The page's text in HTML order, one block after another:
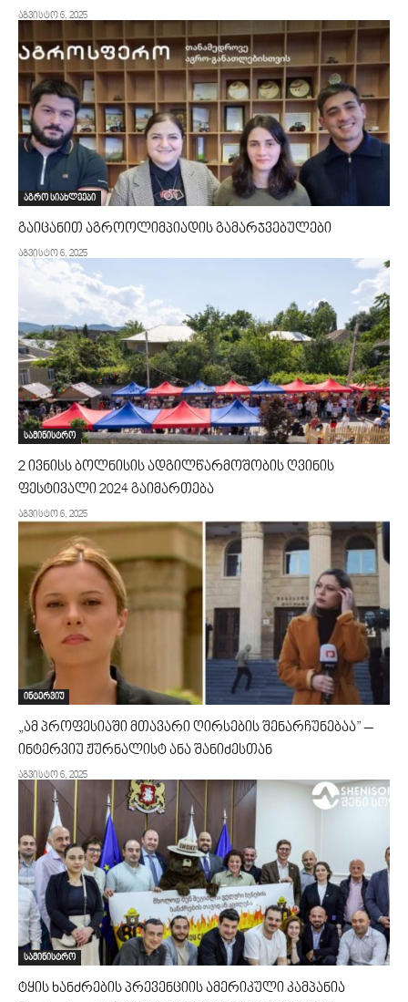
აგვისტო 6, 2025
აგრო სიახლეები
გაიცანით აგროოლიმპიადის გამარჯვებულები
აგვისტო 6, 2025
სამინისტრო
2 ივნისს ბოლნისის ადგილწარმოშობის ღვინის
ფესტივალი 2024 გაიმართება
აგვისტო 6, 2025
ინტერვიუ
„ამ პროფესიაში მთავარი ღირსების შენარჩუნებაა” –
ინტერვიუ ჟურნალისტ ანა შანიძესთან
აგვისტო 6, 2025
სამინისტრო
ტყის ხანძრების პრევენციის ამერიკული კამპანია